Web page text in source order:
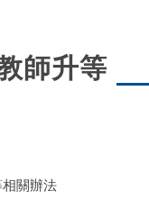
師升等
關辦法